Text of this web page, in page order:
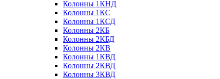
Колонны 1КНД
Колонны 1КС
Колонны 1КСД
Колонны 2КБ
Колонны 2КБД
Колонны 2КВ
Колонны 1КВД
Колонны 2КВД
Колонны 3КВД